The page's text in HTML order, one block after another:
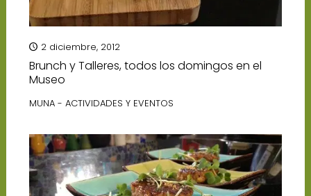
2 diciembre, 2012
Brunch y Talleres, todos los domingos en el
Museo
MUNA - ACTIVIDADES Y EVENTOS